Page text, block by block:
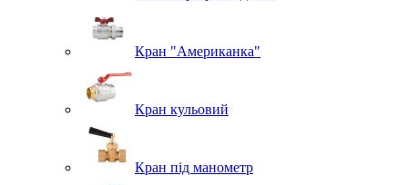
Кран "Американка"
Кран кульовий
Кран під манометр